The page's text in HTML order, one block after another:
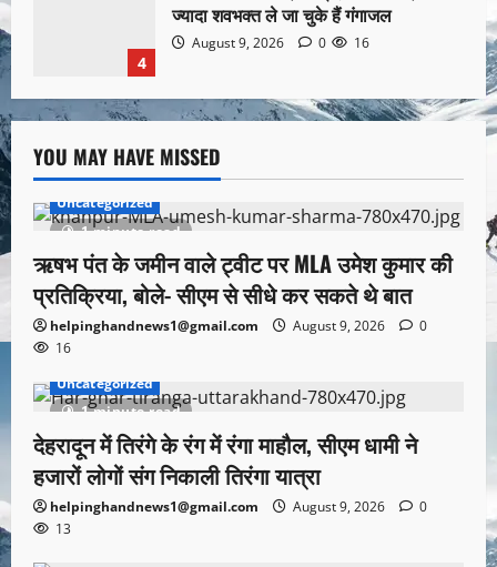
4
ज्यादा शवभक्त ले जा चुके हैं गंगाजल
August 9, 2026 0 16
YOU MAY HAVE MISSED
1 minute read
Uncategorized
ऋषभ पंत के जमीन वाले ट्वीट पर MLA उमेश कुमार की
प्रतिक्रिया, बोले- सीएम से सीधे कर सकते थे बात
helpinghandnews1@gmail.com August 9, 2026
0
16
1 minute read
Uncategorized
देहरादून में तिरंगे के रंग में रंगा माहौल, सीएम धामी ने
हजारों लोगों संग निकाली तिरंगा यात्रा
helpinghandnews1@gmail.com August 9, 2026
0
13